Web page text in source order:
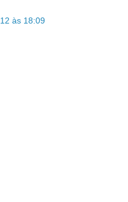
às 18:09